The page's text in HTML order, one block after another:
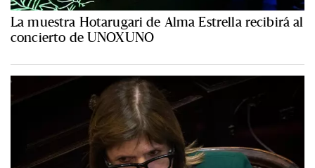
La muestra Hotarugari de Alma Estrella recibirá al
concierto de UNOXUNO